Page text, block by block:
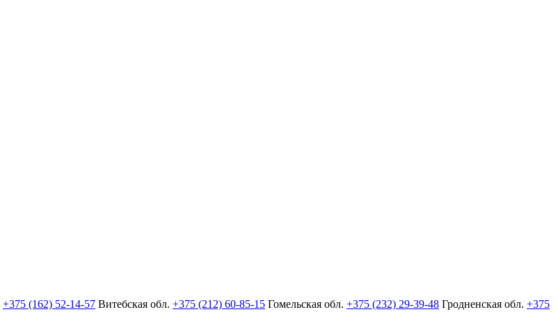
+375 (162) 52-14-57 Витебская обл. +375 (212) 60-85-15 Гомельская обл. +375 (232) 29-39-48 Гродненская обл. +375